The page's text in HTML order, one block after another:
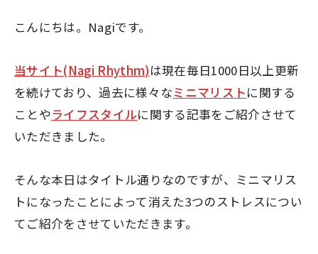
こんにちは。Nagiです。
当サイト(Nagi Rhythm)は現在毎日1000日以上更新
を続けており、過去に様々なミニマリストに関する
ことやライフスタイルに関する記事をご紹介させて
いただきました。
そんな本日はタイトル通りなのですが、 ミニマリス
トになったことによって消えた3つのストレスについ
てご紹介をさせていただきます。